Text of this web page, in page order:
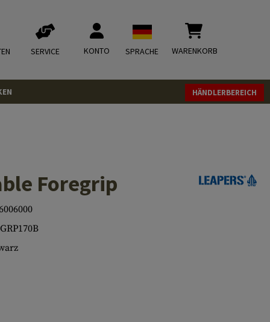
SERVICE KONTO SPRACHE WARENKORB
HÄNDLERBEREICH
Foregrip